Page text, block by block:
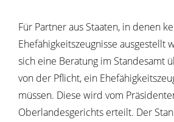
Für Partner aus Staaten, in denen
Ehefähigkeitszeugnisse ausgestellt
sich eine Beratung im Standesamt
von der Pflicht, ein
müssen. Diese wird vom
Oberlandesgerichts erteilt. Der